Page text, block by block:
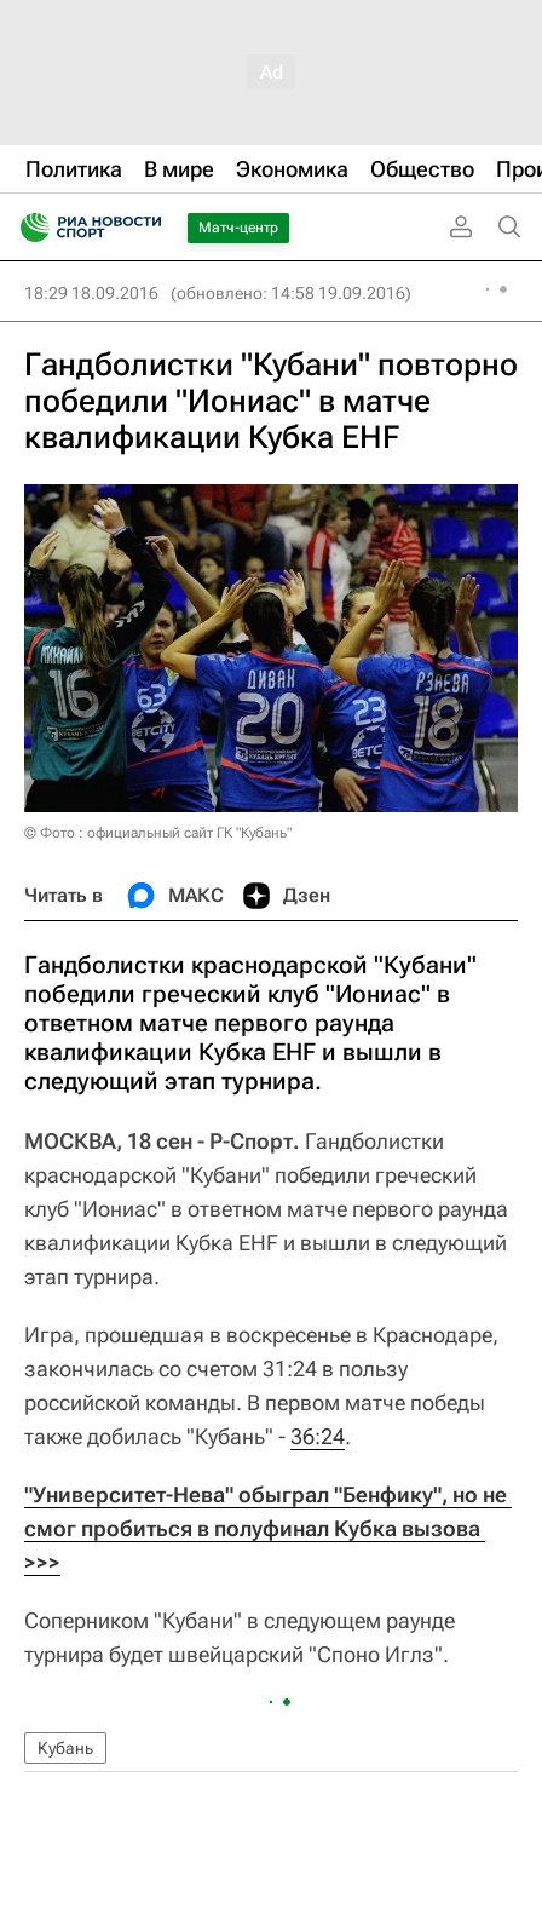
Политика В мире Экономика Общество
Матч-центр
18:29 18.09.2016 (обновлено: 14:58 19.09.2016)
Гандболистки "Кубани" повторно
победили "Иониас" в матче
квалификации Кубка EHF
© Фото : официальный сайт ГК "Кубань"
Читать в МАКС Дзен
Гандболистки краснодарской "Кубани"
победили греческий клуб "Иониас" в
ответном матче первого раунда
квалификации Кубка EHF и вышли в
следующий этап турнира.
МОСКВА, 18 сен - Р-Спорт. Гандболистки
краснодарской "Кубани" победили греческий
клуб "Иониас" в ответном матче первого раунда
квалификации Кубка EHF и вышли в следующий
этап турнира.
Игра, прошедшая в воскресенье в Краснодаре,
закончилась со счетом 31:24 в пользу
российской команды. В первом матче победы
также добилась "Кубань" -36:24.
"Университет-Нева" обыграл "Бенфику", но не
смог пробиться в полуфинал Кубка вызова
>>>
Соперником "Кубани" в следующем раунде
турнира будет швейцарский "Споно Иглз".
Кубань